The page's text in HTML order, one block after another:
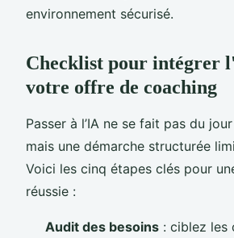
environnement sécurisé.
Checklist pour intégrer
votre offre de coaching
Passer à l’IA ne se fait pas du
mais une démarche structurée
Voici les cinq étapes clés pour
réussie :
Audit des besoins : ciblez les